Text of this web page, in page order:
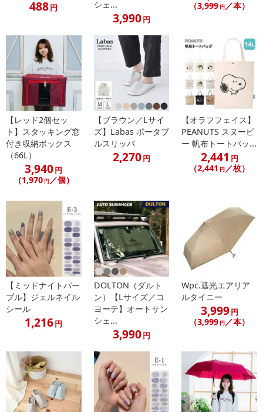
のでご了承ください。
【キャンセルについて】
※お申込み後のキャンセルはお受けできません。
記載されている内容を必ずご確認いただき、お届けする商品セット
にご納得いただきましたうえでお申し込みください。
※パッケージ変更や商品リニューアル（成分など含む）等により、
参考の掲載画像や画像内のバーコードなど、お届け商品と多少異な
る場合がございます。
また、[新たな加工食品の原料原産地表示制度]の経過措置期間の終
了により、商品詳細内に記載の原産国・原材料の表記が旧表記の場
合がございます。
あらかじめご了承いただいた上でお申込みください。なお、本理由
によるお申込み後のキャンセル・返品交換は対応いたしかねます。
【お支払いについて】
※送料はお試し費用に含まれております。
※d払い、PayPay、au PAY、au PAY（auかんたん決済）、ソフトバ
ンクまとめて支払い、楽天ペイ、メルペイ、AEON Pay、Amazon
Payでお支払いの場合、決済のため外部サイトへ遷移します。
※予約商品は決済手段ごとに定められた決済期限日にお支払いを完
了することがございます。ご了承いただいたうえでお申し込みくだ
さい。
※配送形態がメール便の商品については、商品の発送完了後、配送
伝票番号がマイページに表示されない場合もございます。
【配送日時の指定について】
※配送日時の指定が可能な商品の場合、商品によってご指定できる
488円
シェ...
3,990円
（3,999 円／本）
【レッド2個セッ
ト】スタッキング窓
付き収納ボックス
（66L）
3,940円
（1,970 円／個）
【ブラウン／Lサイ
ズ】Labas ポータブ
ルスリッパ
2,270円
【オラフフェイス】
PEANUTS スヌーピ
ー 帆布トートバッ...
2,441 円
（2,441 円／枚）
【ミッドナイトパー
プル】ジェルネイル
シール
1,216円
DOLTON（ダルト
ン）【Lサイズ／コ
ヨーテ】オートサン
シェ...
3,990円
Wpc.遮光エアリア
ルタイニー
3,999円
（3,999 円 ／本）